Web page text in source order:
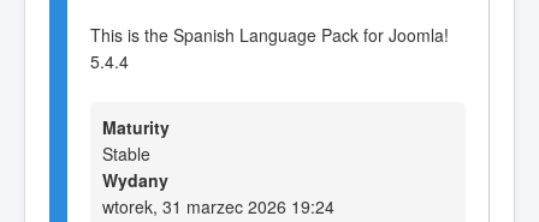
This is the Spanish Language Pack for Joomla!
5.4.4
Maturity
Stable
Wydany
wtorek, 31 marzec 2026 19:24